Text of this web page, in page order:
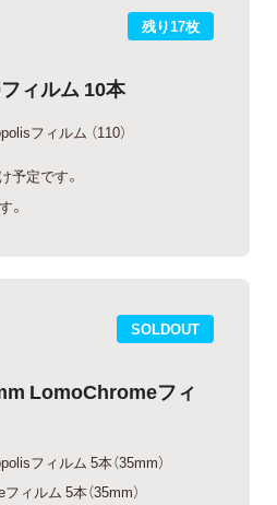
残り17枚
フィルム 10本
フィルム （110）
予定です。
。
SOLDOUT
LomoChromeフィ
フィルム 5本（35mm）
ィルム 5本（35mm）